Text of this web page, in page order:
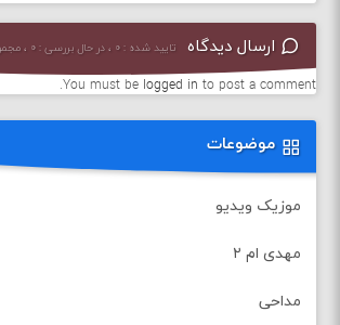
ارسال دیدگاه تایید شده : ۰ ، در حال بررسی : ۰ ، مجموع : ۰ نظر
You must be logged in to post a comment.
موضوعات
موزیک ویدیو
مهدی ام ۲
مداحی